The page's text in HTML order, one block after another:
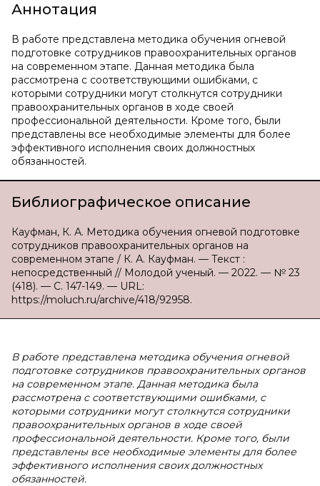
Аннотация
В работе представлена методика обучения огневой
подготовке сотрудников правоохранительных органов
на современном этапе. Данная методика была
рассмотрена с соответствующими ошибками, с
которыми сотрудники могут столкнутся сотрудники
правоохранительных органов в ходе своей
профессиональной деятельности. Кроме того, были
представлены все необходимые элементы для более
эффективного исполнения своих должностных
обязанностей.
Библиографическое описание
Кауфман, К. А. Методика обучения огневой подготовке
сотрудников правоохранительных органов на
современном этапе / К. А. Кауфман. — Текст :
непосредственный // Молодой ученый. — 2022. — № 23
(418). — С. 147-149. — URL:
https://moluch.ru/archive/418/92958.
В работе представлена методика обучения огневой
подготовке сотрудников правоохранительных органов
на современном этапе. Данная методика была
рассмотрена с соответствующими ошибками, с
которыми сотрудники могут столкнутся сотрудники
правоохранительных органов в ходе своей
профессиональной деятельности. Кроме того, были
представлены все необходимые элементы для более
эффективного исполнения своих должностных
обязанностей.